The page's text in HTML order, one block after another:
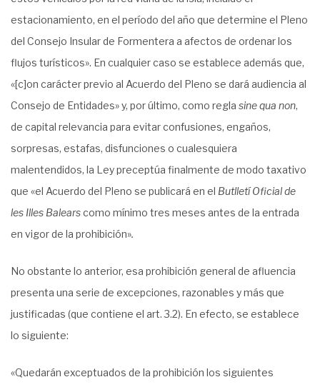
estacionamiento, en el período del año que determine el Pleno
del Consejo Insular de Formentera a afectos de ordenar los
flujos turísticos». En cualquier caso se establece además que,
«[c]on carácter previo al Acuerdo del Pleno se dará audiencia al
Consejo de Entidades» y, por último, como regla sine qua non,
de capital relevancia para evitar confusiones, engaños,
sorpresas, estafas, disfunciones o cualesquiera
malentendidos, la Ley preceptúa finalmente de modo taxativo
que «el Acuerdo del Pleno se publicará en el Butlletí Oficial de
les Illes Balearscomo mínimo tres meses antes de la entrada
en vigor de la prohibición».
No obstante lo anterior, esa prohibición general de afluencia
presenta una serie de excepciones, razonables y más que
justificadas (que contiene el art. 3.2). En efecto, se establece
lo siguiente:
«Quedarán exceptuados de la prohibición los siguientes